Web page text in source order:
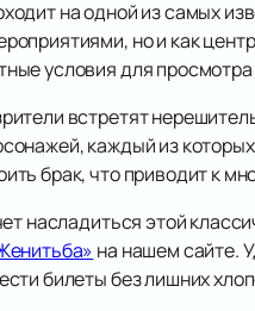
на одной из самых
но и как
условия для
встретят
каждый из
брак, что приводит к
насладиться этой
на нашем сайте.
билеты без лишних